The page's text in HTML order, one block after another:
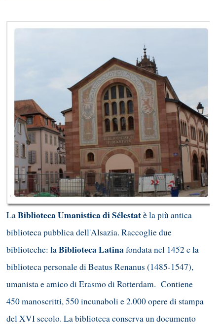
LaBiblioteca Umanistica di Sélestatè la più antica
biblioteca pubblica dell'Alsazia. Raccoglie due
biblioteche: laBiblioteca Latinafondata nel 1452 e la
biblioteca personale di Beatus Renanus (1485-1547),
umanista e amico di Erasmo di Rotterdam. Contiene
450 manoscritti, 550 incunaboli e 2.000 opere di stampa
del XVI secolo. La biblioteca conserva un documento